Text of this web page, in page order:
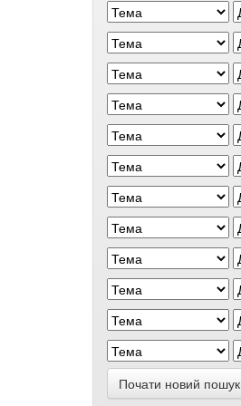
Почати новий пошук